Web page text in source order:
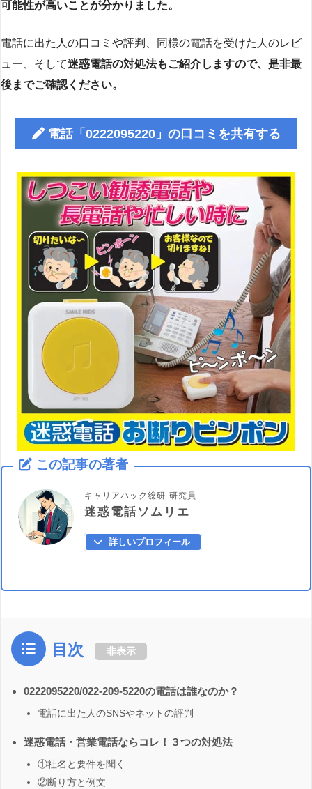
可能性が高いことが分かりました。
電話に出た人の口コミや評判、同様の電話を受けた人のレビ
ュー、そして迷惑電話の対処法もご紹介しますので、是非最
後までご確認ください。
電話「0222095220」の口コミを共有する
この記事の著者
キャリアハック総研-研究員
迷惑電話ソムリエ
詳しいプロフィール
目次 非表示
0222095220/022-209-5220の電話は誰なのか？
電話に出た人のSNSやネットの評判
迷惑電話・営業電話ならコレ！３つの対処法
①社名と要件を聞く
②断り方と例文